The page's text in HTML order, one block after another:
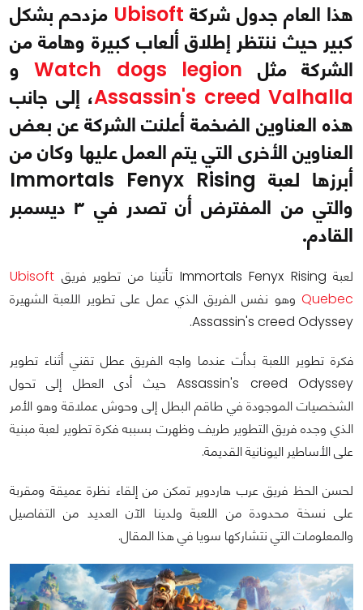
هذا العام جدول شركة Ubisoft مزدحم بشكل
كبير حيث ننتظر إطلاق ألعاب كبيرة وهامة من
الشركة مثل Watch dogs legionو
Assassin's creed Valhalla، إلى جانب
هذه العناوين الضخمة أعلنت الشركة عن بعض
العناوين الأخرى التي يتم العمل عليها وكان من
أبرزها لعبة Immortals Fenyx Rising
والتي من المفترض أن تصدر في ٣ ديسمبر
القادم.
لعبة Immortals Fenyx Rising تأتينا من تطوير فريق
Ubisoft
Quebec وهو نفس الفريق الذي عمل على تطوير اللعبة الشهيرة
Assassin's creed Odyssey.
فكرة تطوير اللعبة بدأت عندما واجه الفريق عطل تقني أثناء تطوير
Assassin's creed Odyssey حيث أدى العطل إلى تحول
الشخصيات الموجودة في طاقم البطل إلى وحوش عملاقة وهو الأمر
الذي وجده فريق التطوير طريف وظهرت بسببه فكرة تطوير لعبة مبنية
على الأساطير اليونانية القديمة.
لحسن الحظ فريق عرب هاردوير تمكن من إلقاء نظرة عميقة ومقربة
على نسخة محدودة من اللعبة ولدينا الآن العديد من التفاصيل
والمعلومات التي نتشاركها سويا في هذا المقال.